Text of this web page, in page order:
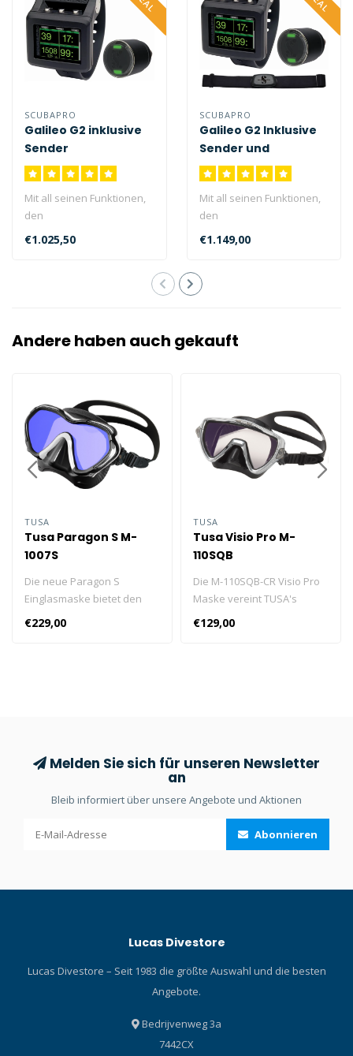
SCUBAPRO
Galileo G2 inklusive
Sender
Mit all seinen Funktionen,
den
und der Möglichkeit, ..
€1.025,50
SCUBAPRO
Galileo G2 Inklusive
Sender und
Herzfrequenzgurt
Mit all seinen Funktionen,
den
und der Möglichkeit, ..
€1.149,00
Andere haben auch gekauft
TUSA
Tusa Paragon S M-
1007S
Die neue Paragon S
Einglasmaske bietet den
Maskenrahmen von TUSA,
€229,00
TUSA
Tusa Visio Pro M-
110SQB
Die M-110SQB-CR Visio Pro
Maske vereint TUSA's
Verarbeitungsqualität mit
€129,00
Melden Sie sich für unseren Newsletter
an
Bleib informiert über unsere Angebote und Aktionen
Abonnieren
Lucas Divestore
Lucas Divestore – Seit 1983 die größte Auswahl und die besten
Angebote.
Bedrijvenweg 3a
7442CX